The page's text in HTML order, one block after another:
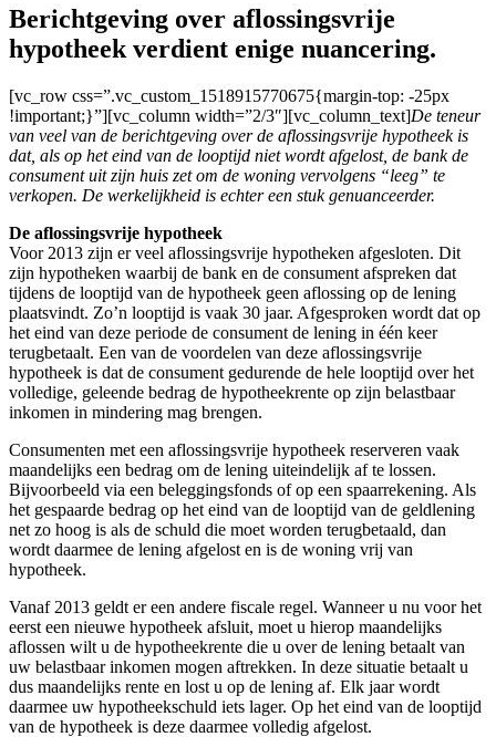
Berichtgeving over aflossingsvrije
hypotheek verdient enige nuancering.
[vc_row css=”.vc_custom_1518915770675{margin-top: -25px
!important;}”][vc_column width=”2/3″][vc_column_text]De teneur
van veel van de berichtgeving over de aflossingsvrije hypotheek is
dat, als op het eind van de looptijd niet wordt afgelost, de bank de
consument uit zijn huis zet om de woning vervolgens “leeg” te
verkopen. De werkelijkheid is echter een stuk genuanceerder.
De aflossingsvrije hypotheek
Voor 2013 zijn er veel aflossingsvrije hypotheken afgesloten. Dit
zijn hypotheken waarbij de bank en de consument afspreken dat
tijdens de looptijd van de hypotheek geen aflossing op de lening
plaatsvindt. Zo’n looptijd is vaak 30 jaar. Afgesproken wordt dat op
het eind van deze periode de consument de lening in één keer
terugbetaalt. Een van de voordelen van deze aflossingsvrije
hypotheek is dat de consument gedurende de hele looptijd over het
volledige, geleende bedrag de hypotheekrente op zijn belastbaar
inkomen in mindering mag brengen.
Consumenten met een aflossingsvrije hypotheek reserveren vaak
maandelijks een bedrag om de lening uiteindelijk af te lossen.
Bijvoorbeeld via een beleggingsfonds of op een spaarrekening. Als
het gespaarde bedrag op het eind van de looptijd van de geldlening
net zo hoog is als de schuld die moet worden terugbetaald, dan
wordt daarmee de lening afgelost en is de woning vrij van
hypotheek.
Vanaf 2013 geldt er een andere fiscale regel. Wanneer u nu voor het
eerst een nieuwe hypotheek afsluit, moet u hierop maandelijks
aflossen wilt u de hypotheekrente die u over de lening betaalt van
uw belastbaar inkomen mogen aftrekken. In deze situatie betaalt u
dus maandelijks rente en lost u op de lening af. Elk jaar wordt
daarmee uw hypotheekschuld iets lager. Op het eind van de looptijd
van de hypotheek is deze daarmee volledig afgelost.